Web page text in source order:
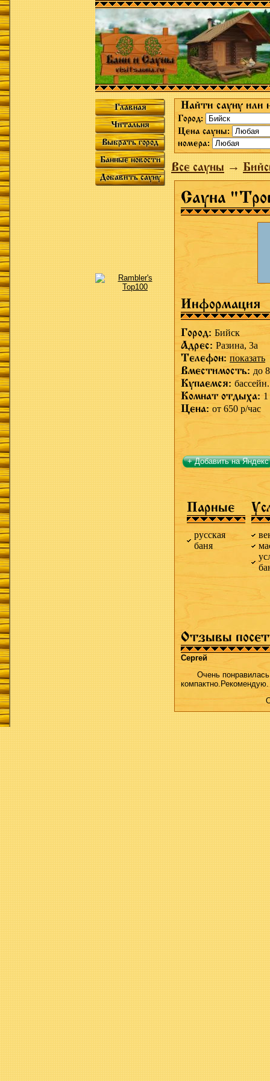
Главная
Читальня
Выбрать город
Банные новости
Добавить сауну
Найти сауну или
Город:
Цена сауны:
номера:
Все сауны→
Сауна
Информация
Город: Бийск
Адрес: Разина, 3а
Телефон: показать
Вместимость: до
Купаемся: бассейн.
Комнат отдыха: 1
Цена: от 650 р/час
+ Добавить на Яндекс
Парные
русская
баня
Отзывы
Сергей
Очень
компактно.Рекомендую.